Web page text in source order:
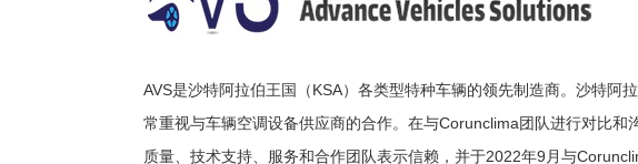
AVS是沙特阿拉伯王国（KSA）各类型特种车辆的领先制造商。沙特阿
常重视与车辆空调设备供应商的合作。在与Corunclima团队进行对比和
质量、技术支持、服务和合作团队表示信赖，并于2022年9月与